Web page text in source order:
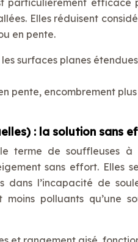
particulièrement efficace
Elles réduisent
en pente.
surfaces planes
pente, encombrement
: la solution sans
terme de souffleuses à
sans effort. Elles
l’incapacité de
polluants qu’une